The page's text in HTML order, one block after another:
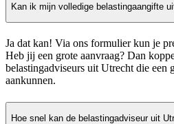
Kan ik mijn volledige belastingaangifte
Ja dat kan! Via ons formulier kun je
Heb jij een grote aanvraag? Dan
belastingadviseurs uit Utrecht die een
aankunnen.
Hoe snel kan de belastingadviseur uit